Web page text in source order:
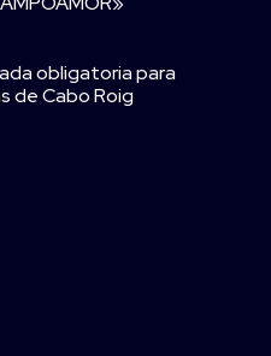
obligatoria para
de Cabo Roig